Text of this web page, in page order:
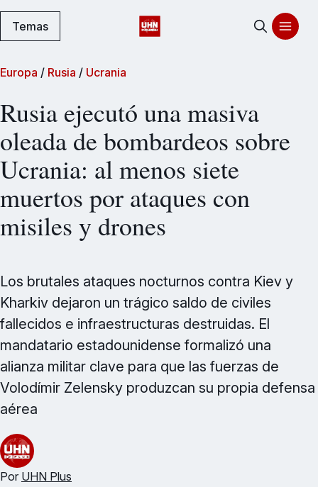
Temas
Europa / Rusia / Ucrania
Rusia ejecutó una masiva
oleada de bombardeos sobre
Ucrania: al menos siete
muertos por ataques con
misiles y drones
Los brutales ataques nocturnos contra Kiev y
Kharkiv dejaron un trágico saldo de civiles
fallecidos e infraestructuras destruidas. El
mandatario estadounidense formalizó una
alianza militar clave para que las fuerzas de
Volodímir Zelensky produzcan su propia defensa
aérea
Por UHN Plus